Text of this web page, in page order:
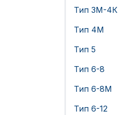
Тип 3М-4К
Тип 4М
Тип 5
Тип 6-8
Тип 6-8М
Тип 6-12